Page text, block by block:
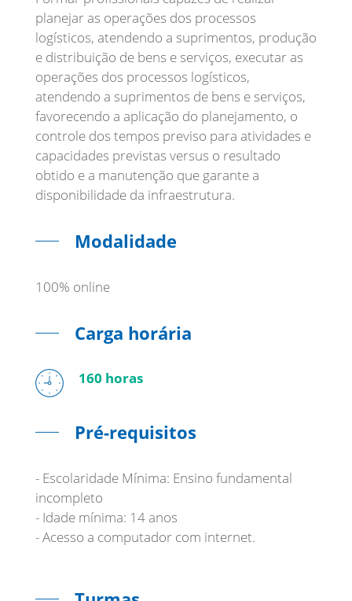
planejar as operações dos processos
logísticos, atendendo a suprimentos, produção
e distribuição de bens e serviços, executar as
operações dos processos logísticos,
atendendo a suprimentos de bens e serviços,
favorecendo a aplicação do planejamento, o
controle dos tempos previso para atividades e
capacidades previstas versus o resultado
obtido e a manutenção que garante a
Modalidade
100% online
Carga horária
160 horas
Pré-requisitos
- Escolaridade Mínima: Ensino fundamental
incompleto
- Idade mínima: 14 anos
- Acesso a computador com internet.